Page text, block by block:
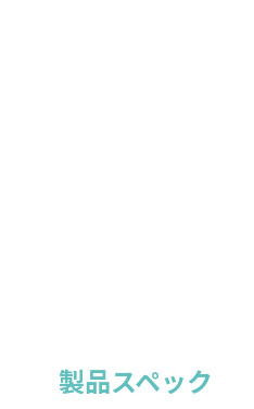
製品スペック